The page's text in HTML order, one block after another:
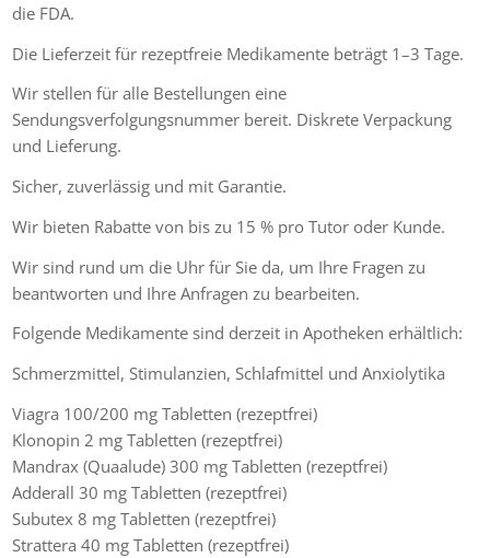
die FDA.
Die Lieferzeit für rezeptfreie Medikamente beträgt 1–3 Tage.
Wir stellen für alle Bestellungen eine
Sendungsverfolgungsnummer bereit. Diskrete Verpackung
und Lieferung.
Sicher, zuverlässig und mit Garantie.
Wir bieten Rabatte von bis zu 15 % pro Tutor oder Kunde.
Wir sind rund um die Uhr für Sie da, um Ihre Fragen zu
beantworten und Ihre Anfragen zu bearbeiten.
Folgende Medikamente sind derzeit in Apotheken erhältlich:
Schmerzmittel, Stimulanzien, Schlafmittel und Anxiolytika
Viagra 100/200 mg Tabletten (rezeptfrei)
Klonopin 2 mg Tabletten (rezeptfrei)
Mandrax (Quaalude) 300 mg Tabletten (rezeptfrei)
Adderall 30 mg Tabletten (rezeptfrei)
Subutex 8 mg Tabletten (rezeptfrei)
Strattera 40 mg Tabletten (rezeptfrei)